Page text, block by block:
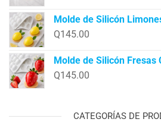
Molde de Silicón
Q145.00
Molde de Silicón Fresas
Q145.00
CATEGORÍAS DE